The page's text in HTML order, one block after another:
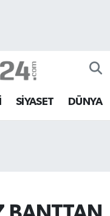
SİYASET DÜNYA